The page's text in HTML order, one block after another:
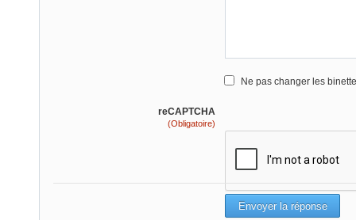
Ne pas changer les
reCAPTCHA
(Obligatoire)